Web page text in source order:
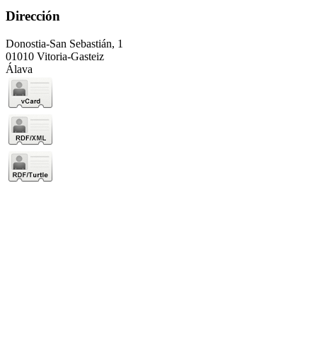
Dirección
Donostia-San Sebastián, 1
01010 Vitoria-Gasteiz
Álava